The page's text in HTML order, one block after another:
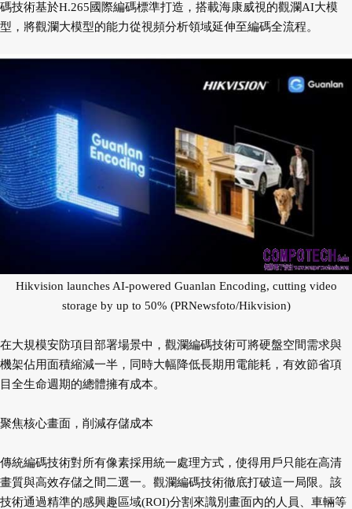
碼技術基於H.265國際編碼標準打造，搭載海康威視的觀瀾AI大模
型，將觀瀾大模型的能力從視頻分析領域延伸至編碼全流程。
Hikvision launches AI-powered Guanlan Encoding, cutting video
storage by up to 50% (PRNewsfoto/Hikvision)
在大規模安防項目部署場景中，觀瀾編碼技術可將硬盤空間需求與
機架佔用面積縮減一半，同時大幅降低長期用電能耗，有效節省項
目全生命週期的總體擁有成本。
聚焦核心畫面，削減存儲成本
傳統編碼技術對所有像素採用統一處理方式，使得用戶只能在高清
畫質與高效存儲之間二選一。觀瀾編碼技術徹底打破這一局限。該
技術通過精準的感興趣區域(ROI)分割來識別畫面內的人員、車輛等